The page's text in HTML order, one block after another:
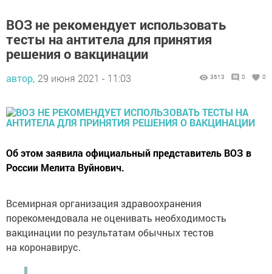
ВОЗ не рекомендует использовать
тесты на антитела для принятия
решения о вакцинации
автор, 29 июня 2021 - 11:03 3613 0 0
Об этом заявила официальный представитель ВОЗ в
России Мелита Вуйнович.
Всемирная организация здравоохранения
порекомендовала не оценивать необходимость
вакцинации по результатам обычных тестов
на коронавирус.